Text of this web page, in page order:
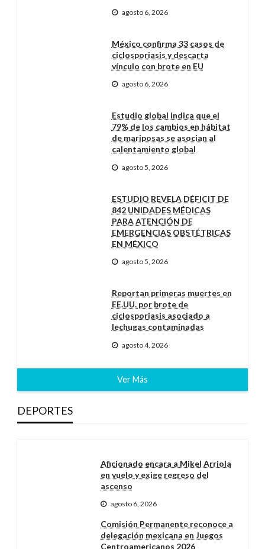
agosto 6, 2026
México confirma 33 casos de
ciclosporiasis y descarta
vínculo con brote en EU
agosto 6, 2026
Estudio global indica que el
79% de los cambios en hábitat
de mariposas se asocian al
calentamiento global
agosto 5, 2026
ESTUDIO REVELA DÉFICIT DE
842 UNIDADES MÉDICAS
PARA ATENCIÓN DE
EMERGENCIAS OBSTÉTRICAS
EN MÉXICO
agosto 5, 2026
Reportan primeras muertes en
EE.UU. por brote de
ciclosporiasis asociado a
lechugas contaminadas
agosto 4, 2026
Ver Más
DEPORTES
Aficionado encara a Mikel Arriola
en vuelo y exige regreso del
ascenso
agosto 6, 2026
Comisión Permanente reconoce a
delegación mexicana en Juegos
Centroamericanos 2026